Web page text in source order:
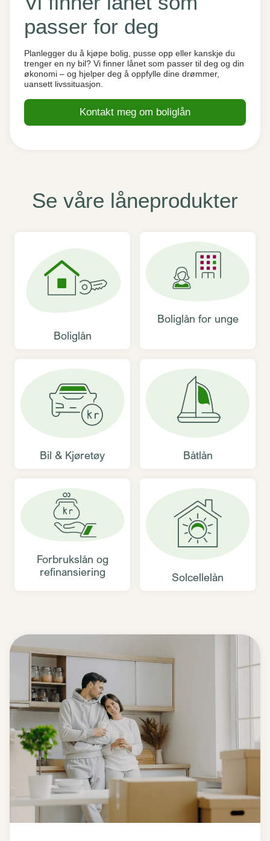
passer for deg
Planlegger du å kjøpe bolig, pusse opp eller kanskje du
trenger en ny bil? Vi finner lånet som passer til deg og din
økonomi – og hjelper deg å oppfylle dine drømmer,
uansett livssituasjon.
Kontakt meg om boliglån
Se våre låneprodukter
Boliglån
Boliglån for unge
Bil & Kjøretøy Båtlån
Forbrukslån og
refinansiering
Solcellelån